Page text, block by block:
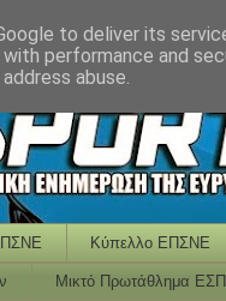
Κύπελλο ΕΠΣΝΕ
Μικτό Πρωτάθλημα
to deliver its
with performance and
abuse.